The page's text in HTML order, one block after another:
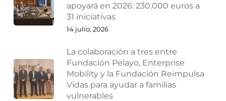
apoyará en 2026: 230.000 euros a
31 iniciativas
14 julio, 2026
La colaboración a tres entre
Fundación Pelayo, Enterprise
Mobility y la Fundación Reimpulsa
Vidas para ayudar a familias
vulnerables